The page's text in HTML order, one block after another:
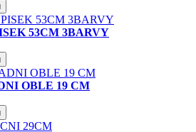
53CM 3BARVY
OBLE 19 CM